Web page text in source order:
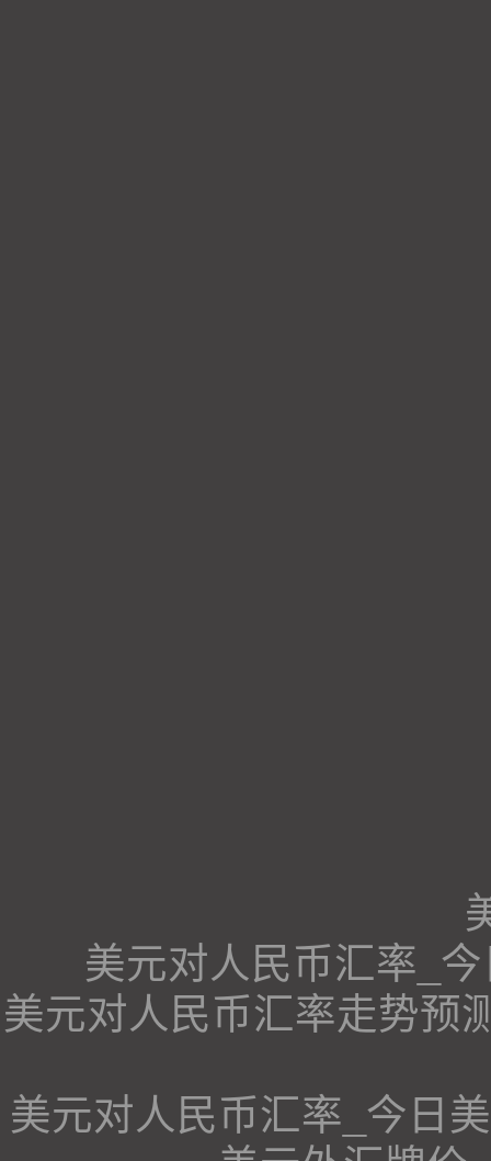
美元对人民币汇率_
美元对人民币汇率走势预
美元对人民币汇率_今日